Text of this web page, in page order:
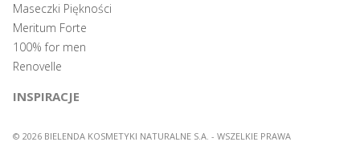
Maseczki Piękności
Meritum Forte
100% for men
Renovelle
INSPIRACJE
© 2026 BIELENDA KOSMETYKI NATURALNE S.A. - WSZELKIE PRAWA